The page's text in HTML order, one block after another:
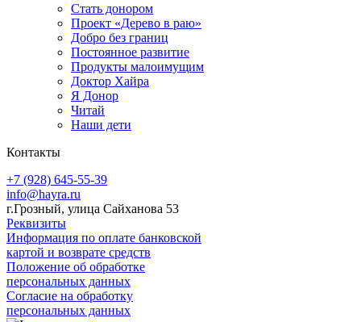
Стать донором
Проект «Дерево в раю»
Добро без границ
Постоянное развитие
Продукты малоимущим
Доктор Хайра
Я Донор
Читай
Наши дети
Контакты
+7 (928) 645-55-39
info@hayra.ru
г.Грозный, улица Сайханова 53
Реквизиты
Информация по оплате банковской
картой и возврате средств
Положение об обработке
персональных данных
Согласие на обработку
персональных данных